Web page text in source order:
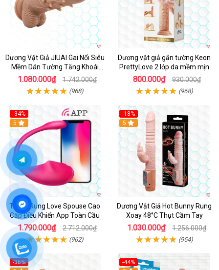
Dương Vật Giả JIUAI Gai Nổi Siêu
Mềm Dán Tường Tăng Khoái
Cảm
1.080.000₫ 1.742.000₫
(968)
Dương vật giả gắn tường Keon
PrettyLove 2 lớp da mềm mịn
800.000₫ 930.000₫
(968)
-34%
5
Trứng Rung Love Spouse Cao
Cấp Điều Khiển App Toàn Cầu
1.790.000₫ 2.712.000₫
(962)
-18%
Hot
5
Dương Vật Giả Hot Bunny Rung
Xoay 48°C Thụt Cầm Tay
1.030.000₫ 1.256.000₫
(954)
-36%
-44%